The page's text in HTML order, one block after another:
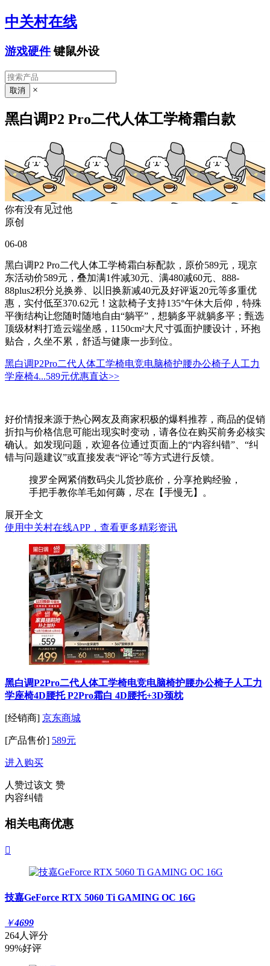
中关村在线
游戏硬件 键鼠外设
×
黑白调P2 Pro二代人体工学椅霜白款
你有没有见过他
原创
06-08
黑白调P2 Pro二代人体工学椅霜白标配款，原价589元，现京
东活动价589元，叠加满1件减30元、满480减60元、888-
88plus2积分兑换券、以旧换新减40元及好评返20元等多重优
惠，实付低至370.62元！这款椅子支持135°午休大后仰，特殊
平衡结构让您随时随地自由“躺平”，想躺多平就躺多平；甄选
顶级材料打造云端坐感，1150cm²大尺寸弧面护腰设计，环抱
贴合，久坐不累，舒适与健康一步到位。
黑白调P2Pro二代人体工学椅电竞电脑椅护腰办公椅子人工力
学座椅4...589元优惠直达>>
好价情报来源于热心网友及商家积极的爆料推荐，商品的促销
折扣与价格信息可能出现实时变动，请各位在购买前务必核实
确认。如发现问题，欢迎各位通过页面上的“内容纠错”、“纠
错与问题建议”或直接发表“评论”等方式进行反馈。
搜罗全网紧俏数码尖儿货抄底价，分享抢购经验，
手把手教你羊毛如何薅，尽在【手慢无】。
展开全文
使用中关村在线APP，查看更多精彩资讯
黑白调P2Pro二代人体工学椅电竞电脑椅护腰办公椅子人工力
学座椅4D腰托 P2Pro霜白 4D腰托+3D颈枕
[经销商] 京东商城
[产品售价] 589元
进入购买
人赞过该文 赞
内容纠错
相关电商优惠

技嘉GeForce RTX 5060 Ti GAMING OC 16G
￥4699
264人评分
99%好评